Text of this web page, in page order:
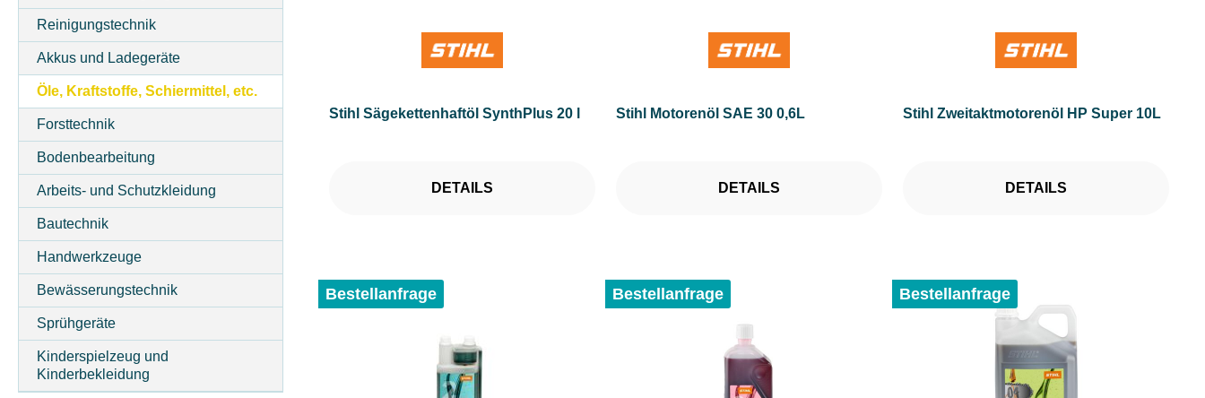
PREIS
Reinigungstechnik
Akkus und Ladegeräte
Öle, Kraftstoffe, Schiermittel, etc.
Forsttechnik
Bodenbearbeitung
Arbeits- und Schutzkleidung
Bautechnik
Handwerkzeuge
Bewässerungstechnik
Sprühgeräte
Kinderspielzeug und
Kinderbekleidung
Stihl Sägekettenhaftöl SynthPlus 20 l
DETAILS
Stihl Motorenöl SAE 30 0,6L
DETAILS
Stihl Zweitaktmotorenöl HP Super 10L
DETAILS
Bestellanfrage Bestellanfrage Bestellanfrage